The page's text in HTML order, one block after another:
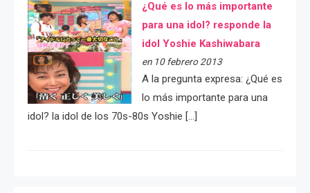
¿Qué es lo más importante
para una idol? responde la
idol Yoshie Kashiwabara
en 10 febrero 2013
A la pregunta expresa: ¿Qué es
lo más importante para una
idol? la idol de los 70s-80s Yoshie […]